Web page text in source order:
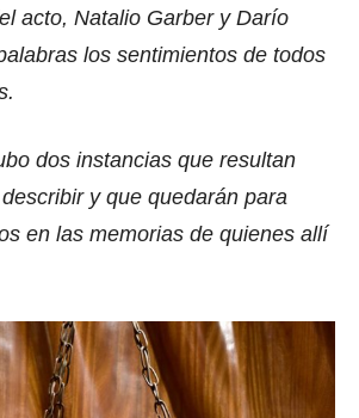
acto, Natalio Garber y Darío
los sentimientos de todos
dos instancias que resultan
y que quedarán para
en las memorias de quienes allí